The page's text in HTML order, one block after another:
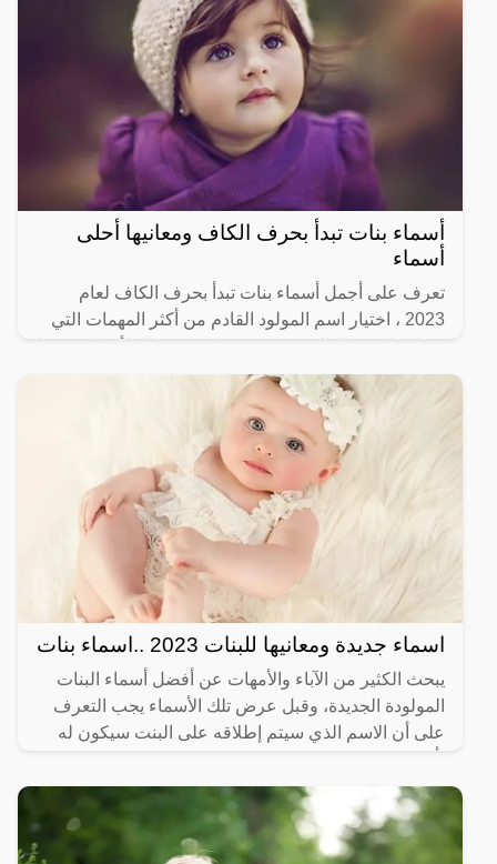
أسماء بنات تبدأ بحرف الكاف ومعانيها أحلى
أسماء
تعرف على أجمل أسماء بنات تبدأ بحرف الكاف لعام
2023 ، اختيار اسم المولود القادم من أكثر المهمات التي
يحرص
اسماء جديدة ومعانيها للبنات 2023 ..اسماء بنات
يبحث الكثير من الآباء والأمهات عن أفضل أسماء البنات
المولودة الجديدة، وقبل عرض تلك الأسماء يجب التعرف
على أن الاسم الذي سيتم إطلاقه على البنت سيكون له